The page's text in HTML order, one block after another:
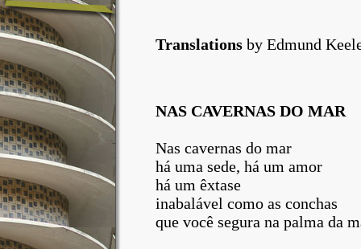
Translations by Edmund
NAS CAVERNAS DO MAR
Nas cavernas do mar
há uma sede, há um amor
há um êxtase
inabalável como as conchas
que você segura na palma da